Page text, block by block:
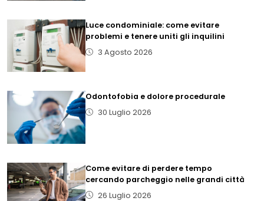
Luce condominiale: come evitare
problemi e tenere uniti gli inquilini
3 Agosto 2026
Odontofobia e dolore procedurale
30 Luglio 2026
Come evitare di perdere tempo
cercando parcheggio nelle grandi città
26 Luglio 2026